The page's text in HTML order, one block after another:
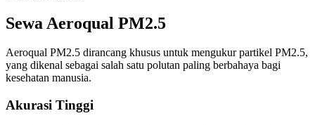
Sewa Aeroqual PM2.5
Aeroqual PM2.5 dirancang khusus untuk mengukur partikel PM2.5,
yang dikenal sebagai salah satu polutan paling berbahaya bagi
kesehatan manusia.
Akurasi Tinggi